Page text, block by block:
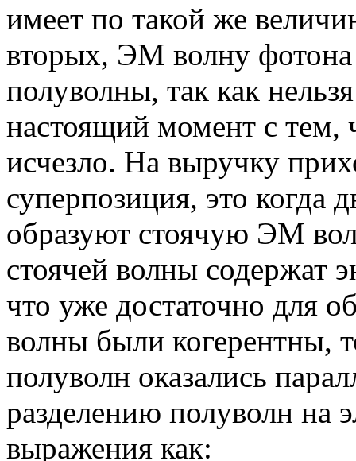
имеет по такой же
вторых, ЭМ волну фотона
полуволны, так как
настоящий момент с тем,
исчезло. На выручку
суперпозиция, это когда
образуют стоячую ЭМ
стоячей волны содержат
что уже достаточно для
волны были когерентны,
полуволн оказались
разделению полуволн на
выражения как: